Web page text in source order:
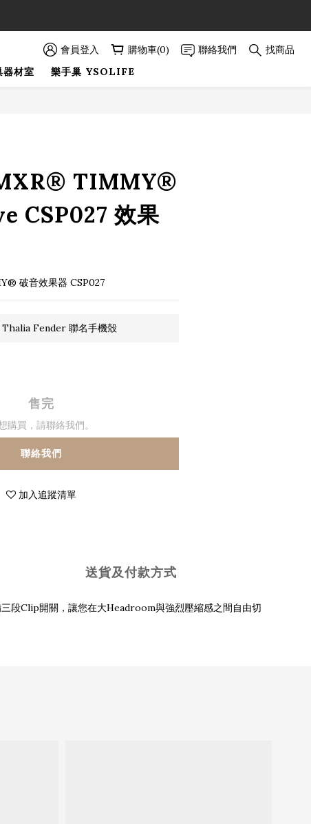
89折優惠！ 會員登入 購物車(0) 聯絡我們
找商品
器材室 樂手巢 YSOLIFE
TIMMY®
CSP027 效果
破音效果器 CSP027
Fender 聯名手機殼
售完
購買，請聯絡我們。
聯絡我們
加入追蹤清單
送貨及付款方式
段Clip開關，讓您在大Headroom與強烈壓縮感之間自由切